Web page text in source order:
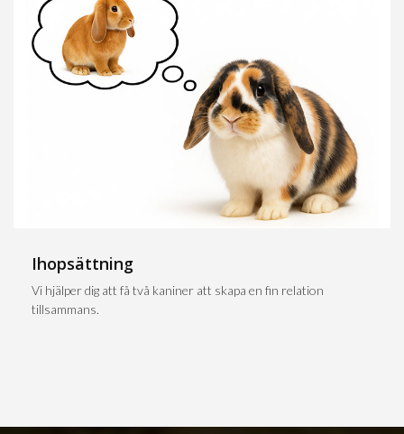
Ihopsättning
Vi hjälper dig att få två kaniner att skapa en fin relation
tillsammans.